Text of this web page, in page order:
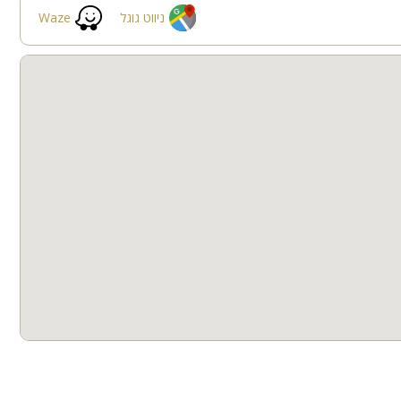
בריכה מקורה חצר
ספא קבוצות גדולות
Waze ניווט גוגל